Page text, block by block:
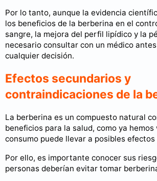
Por lo tanto, aunque la evidencia
los beneficios de la berberina en el
sangre, la mejora del perfil lipídico y la
necesario consultar con un médico
cualquier decisión.
Efectos secundarios y
contraindicaciones de la
La berberina es un compuesto natural
beneficios para la salud, como ya hemos
consumo puede llevar a posibles
Por ello, es importante conocer sus
personas deberían evitar tomar